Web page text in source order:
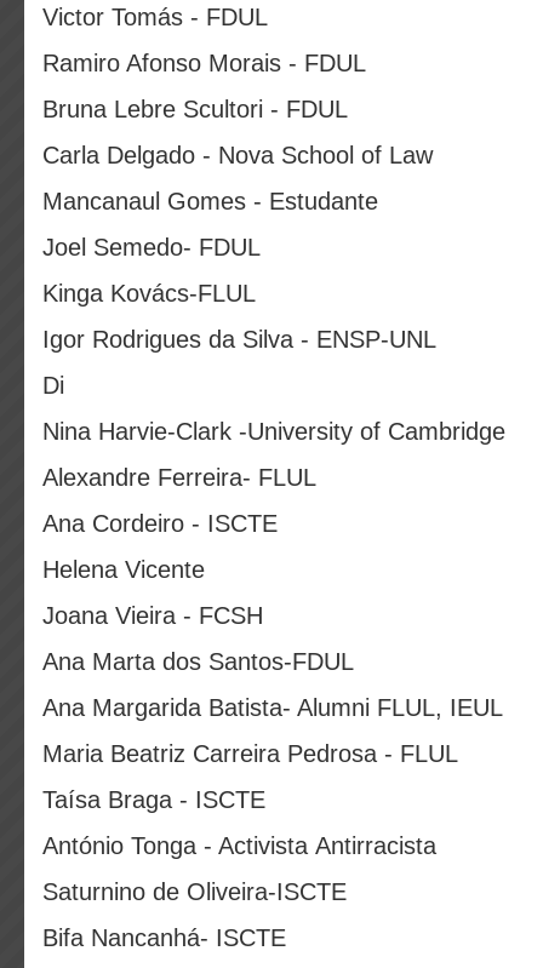
Victor Tomás - FDUL
Ramiro Afonso Morais - FDUL
Bruna Lebre Scultori - FDUL
Carla Delgado - Nova School of Law
Mancanaul Gomes - Estudante
Joel Semedo- FDUL
Kinga Kovács-FLUL
Igor Rodrigues da Silva - ENSP-UNL
Di
Nina Harvie-Clark -University of Cambridge
Alexandre Ferreira- FLUL
Ana Cordeiro - ISCTE
Helena Vicente
Joana Vieira - FCSH
Ana Marta dos Santos-FDUL
Ana Margarida Batista- Alumni FLUL, IEUL
Maria Beatriz Carreira Pedrosa - FLUL
Taísa Braga - ISCTE
António Tonga - Activista Antirracista
Saturnino de Oliveira-ISCTE
Bifa Nancanhá- ISCTE